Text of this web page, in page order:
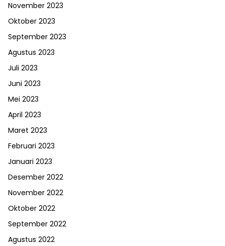
November 2023
Oktober 2023
September 2023
Agustus 2023
Juli 2023
Juni 2023
Mei 2023
April 2023
Maret 2023
Februari 2023
Januari 2023
Desember 2022
November 2022
Oktober 2022
September 2022
Agustus 2022